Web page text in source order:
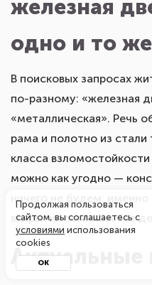
одно и то же
В поисковых запросах
«металлическая». Речь
рама и полотно из стали
класса
можно как угодно —
ничего не будем:
вскрытия ломиком без
входные
Продолжая пользоваться
сайтом, вы соглашаетесь с
условиями использования
cookies
ОК